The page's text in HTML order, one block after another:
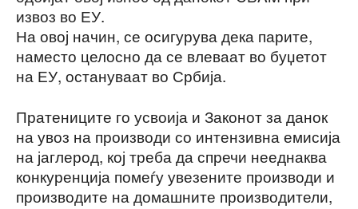
извоз во ЕУ.
На овој начин, се осигурува дека парите,
наместо целосно да се влеваат во буџетот
на ЕУ, остануваат во Србија.
Пратениците го усвоија и Законот за данок
на увоз на производи со интензивна емисија
на јаглерод, кој треба да спречи нееднаква
конкуренција помеѓу увезените производи и
производите на домашните производители,